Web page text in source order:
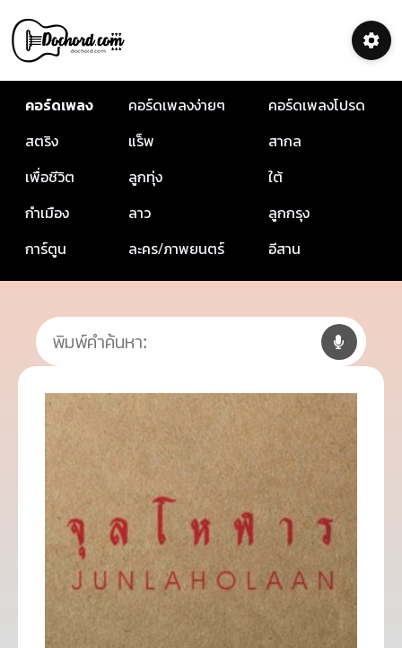
คอร์ดเพลง คอร์ดเพลงง่ายๆ
คอร์ดเพลงโปรด
สตริง
แร็พ
สากล
เพื่อชีวิต
ลูกทุ่ง
ใต้
กำเมือง
ลาว
ลูกกรุง
การ์ตูน
ละคร/ภาพยนตร์ อีสาน